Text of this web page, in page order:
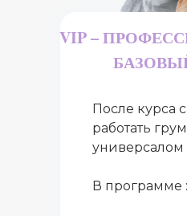
VIP –
После курса
работать
универсалом
В программе :